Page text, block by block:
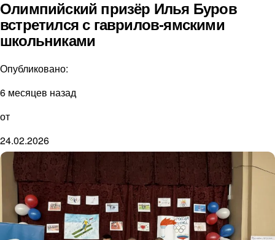
Олимпийский призёр Илья Буров
встретился с гаврилов-ямскими
школьниками
Опубликовано:
6 месяцев назад
от
24.02.2026